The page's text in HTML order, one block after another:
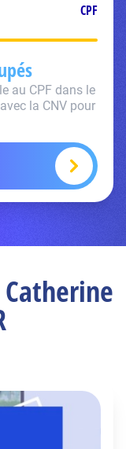
CPF
au CPF dans le
la CNV pour